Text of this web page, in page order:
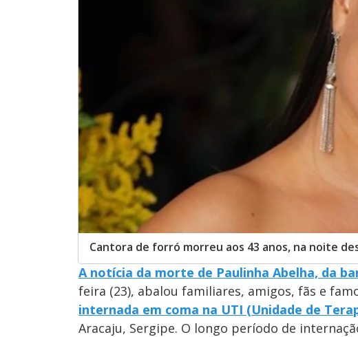
Cantora de forró morreu aos 43 anos, na noite
A notícia da morte de Paulinha Abelha, da
feira (23), abalou familiares, amigos, fãs e
internada em coma na UTI (Unidade de
Aracaju, Sergipe. O longo período de